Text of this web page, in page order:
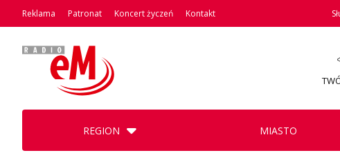
Reklama Patronat Koncert życzeń Kontakt
REGION MIASTO